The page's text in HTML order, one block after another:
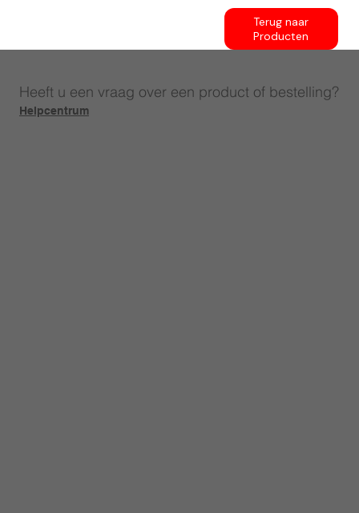
Terug naar
Producten
Heeft u een vraag over een product of bestelling?
Helpcentrum